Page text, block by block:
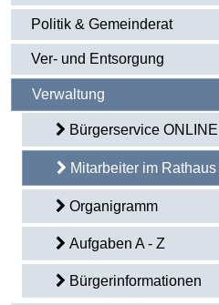
Politik & Gemeinderat
Ver- und Entsorgung
Verwaltung
Bürgerservice ONLINE
Mitarbeiter im Rathaus
Organigramm
Aufgaben A - Z
Bürgerinformationen